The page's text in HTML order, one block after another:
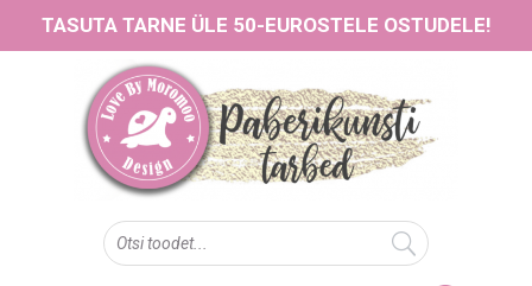
TASUTA TARNE ÜLE 50-EUROSTELE OSTUDELE!